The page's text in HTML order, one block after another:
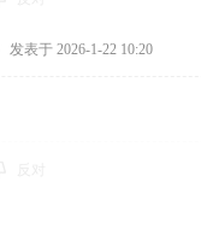
发表于 2026-1-22 10:20